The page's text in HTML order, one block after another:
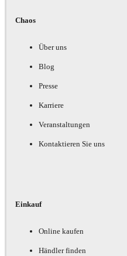
Chaos
Über uns
Blog
Presse
Karriere
Veranstaltungen
Kontaktieren Sie uns
Einkauf
Online kaufen
Händler finden